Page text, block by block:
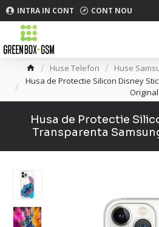
INTRA IN CONT CONT NOU
Huse Telefon Huse
Husa de Protectie Silicon Disney
Husa de Protectie
Transparenta